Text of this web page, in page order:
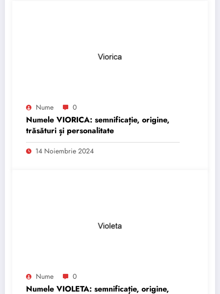
Nume 0
Numele VIORICA: semnificație, origine,
trăsături și personalitate
14 Noiembrie 2024
Nume 0
Numele VIOLETA: semnificație, origine,